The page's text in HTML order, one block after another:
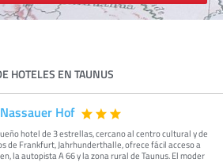
HOTELES EN TAUNUS
Hof
hotel de 3 estrellas, cercano al centro cultural y de
de Frankfurt, Jahrhunderthalle, ofrece fácil acceso a
la autopista A 66 y la zona rural de Taunus. El moder